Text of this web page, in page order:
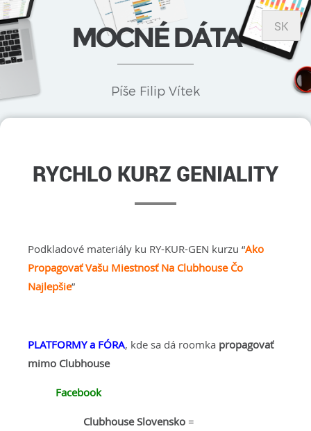
MOCNÉ DÁTA
Píše Filip Vítek
SK
RYCHLO KURZ GENIALITY
Podkladové materiály ku RY-KUR-GEN kurzu “Ako
Propagovať Vašu Miestnosť Na Clubhouse Čo
Najlepšie”
PLATFORMY a FÓRA, kde sa dá roomka propagovať
mimo Clubhouse
Facebook
Clubhouse Slovensko =